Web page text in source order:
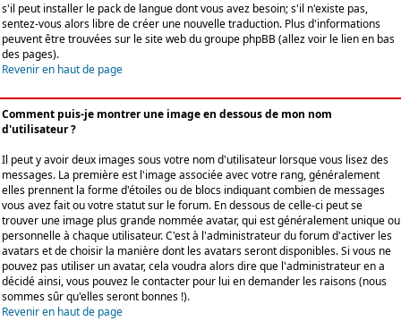
s'il peut installer le pack de langue dont vous avez besoin; s'il n'existe pas,
sentez-vous alors libre de créer une nouvelle traduction. Plus d'informations
peuvent être trouvées sur le site web du groupe phpBB (allez voir le lien en bas
des pages).
Revenir en haut de page
Comment puis-je montrer une image en dessous de mon nom
d'utilisateur ?
Il peut y avoir deux images sous votre nom d'utilisateur lorsque vous lisez des
messages. La première est l'image associée avec votre rang, généralement
elles prennent la forme d'étoiles ou de blocs indiquant combien de messages
vous avez fait ou votre statut sur le forum. En dessous de celle-ci peut se
trouver une image plus grande nommée avatar, qui est généralement unique ou
personnelle à chaque utilisateur. C'est à l'administrateur du forum d'activer les
avatars et de choisir la manière dont les avatars seront disponibles. Si vous ne
pouvez pas utiliser un avatar, cela voudra alors dire que l'administrateur en a
décidé ainsi, vous pouvez le contacter pour lui en demander les raisons (nous
sommes sûr qu'elles seront bonnes !).
Revenir en haut de page